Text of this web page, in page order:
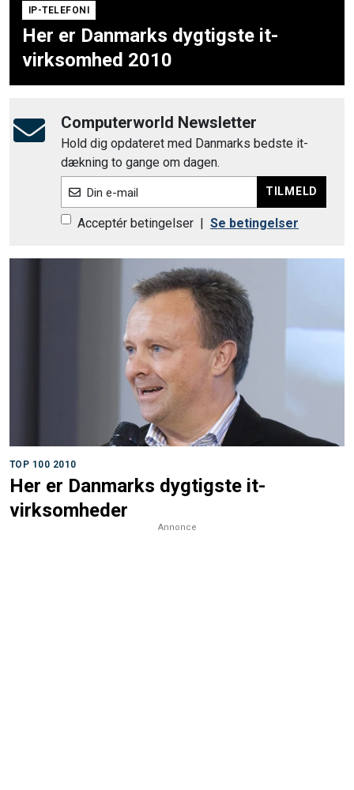
IP-TELEFONI
Her er Danmarks dygtigste it-
virksomhed 2010
Computerworld Newsletter
Hold dig opdateret med Danmarks bedste it-
dækning to gange om dagen.
Din e-mail TILMELD
Acceptér betingelser | Se betingelser
TOP 100 2010
Her er Danmarks dygtigste it-
virksomheder
Annonce